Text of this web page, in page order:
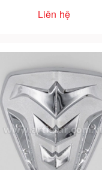
Liên hệ